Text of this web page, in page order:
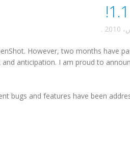
.
However, two months have
anticipation. I am proud to